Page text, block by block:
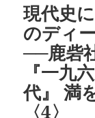
現代史
のディ
──鹿砦
『一九
代』 満
〈4〉